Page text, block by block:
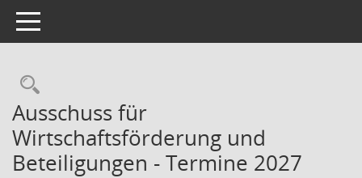
Toggle navigation
Rechercheauswahl
Ausschuss für
Wirtschaftsförderung und
Beteiligungen - Termine 2027